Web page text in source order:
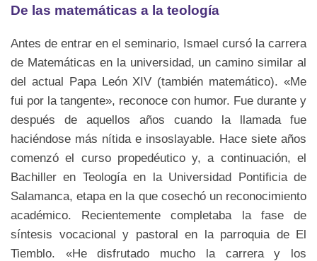
De las matemáticas a la teología
Antes de entrar en el seminario, Ismael cursó la carrera
de Matemáticas en la universidad, un camino similar al
del actual Papa León XIV (también matemático). «Me
fui por la tangente», reconoce con humor. Fue durante y
después de aquellos años cuando la llamada fue
haciéndose más nítida e insoslayable. Hace siete años
comenzó el curso propedéutico y, a continuación, el
Bachiller en Teología en la Universidad Pontificia de
Salamanca, etapa en la que cosechó un reconocimiento
académico. Recientemente completaba la fase de
síntesis vocacional y pastoral en la parroquia de El
Tiemblo. «He disfrutado mucho la carrera y los